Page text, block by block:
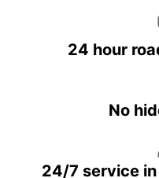
24 hour
No
24/7 service